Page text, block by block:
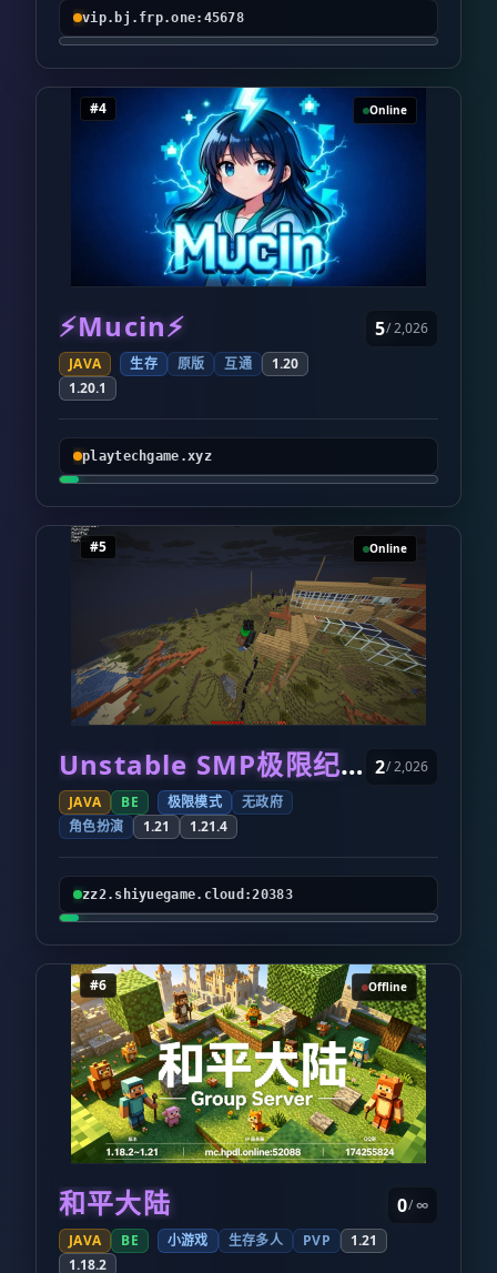
vip.bj.frp.one:45678
#4 Online
⚡Mucin⚡
JAVA 生存 原版 互通
1.20
1.20.1
5/ 2,026
playtechgame.xyz
#5 Online
Unstable SMP极限纪念服务器
JAVA BE 极限模式
无政府
角色扮演
1.21 1.21.4
2/ 2,026
zz2.shiyuegame.cloud:20383
#6 Offline
和平大陆
JAVA BE 小游戏 生存多人 PVP
1.21
1.18.2
0/ ∞